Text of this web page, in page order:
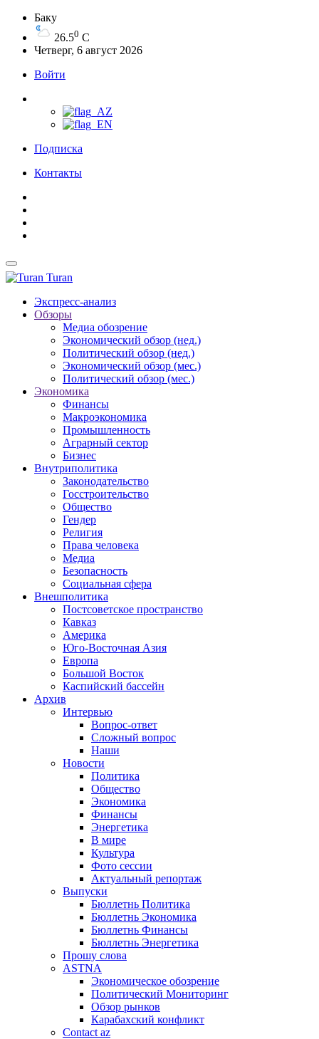
Баку
26.50 C
Четверг, 6 август 2026
Войти
Подписка
Контакты
Turan
Экспресс-анализ
Обзоры
Медиа обозрение
Экономический обзор (нед.)
Политический обзор (нед.)
Экономический обзор (мес.)
Политический обзор (мес.)
Экономика
Финансы
Макроэкономика
Промышленность
Аграрный сектор
Бизнес
Внутриполитика
Законодательство
Госстроительство
Общество
Гендер
Религия
Права человека
Медиа
Безопасность
Социальная сфера
Внешполитика
Постсоветское пространство
Кавказ
Америка
Юго-Восточная Азия
Европа
Большой Восток
Каспийский бассейн
Архив
Интервью
Вопрос-ответ
Сложный вопрос
Наши
Новости
Политика
Общество
Экономика
Финансы
Энергетика
В мире
Культура
Фото сессии
Актуальный репортаж
Выпуски
Бюллетнь Политика
Бюллетнь Экономика
Бюллетнь Финансы
Бюллетнь Энергетика
Прошу слова
ASTNA
Экономическое обозрение
Политический Мониторинг
Обзор рынков
Карабахский конфликт
Contact az